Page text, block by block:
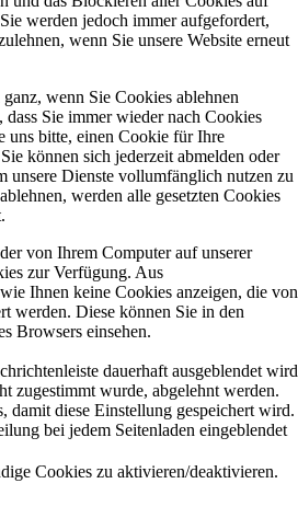
werden jedoch immer aufgefordert,
wenn Sie unsere Website erneut
wenn Sie Cookies ablehnen
Sie immer wieder nach Cookies
uns bitte, einen Cookie für Ihre
können sich jederzeit abmelden oder
unsere Dienste vollumfänglich nutzen zu
werden alle gesetzten Cookies
von Ihrem Computer auf unserer
zur Verfügung. Aus
Ihnen keine Cookies anzeigen, die von
werden. Diese können Sie in den
Browsers einsehen.
dauerhaft ausgeblendet wird
zugestimmt wurde, abgelehnt werden.
damit diese Einstellung gespeichert wird.
bei jedem Seitenladen eingeblendet
Cookies zu aktivieren/deaktivieren.